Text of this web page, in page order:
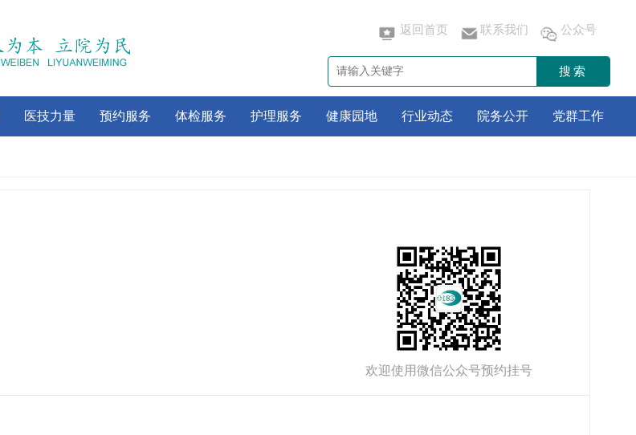
返回首页 联系我们 公众号
搜索
医技力量 预约服务 体检服务 护理服务 健康园地 行业动态 院务公开 党群工作
欢迎使用微信公众号预约挂号